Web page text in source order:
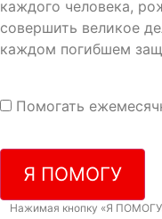
каждого человека,
совершить великое
каждом погибшем
Помогать
Я ПОМОГУ
Нажимая кнопку «Я